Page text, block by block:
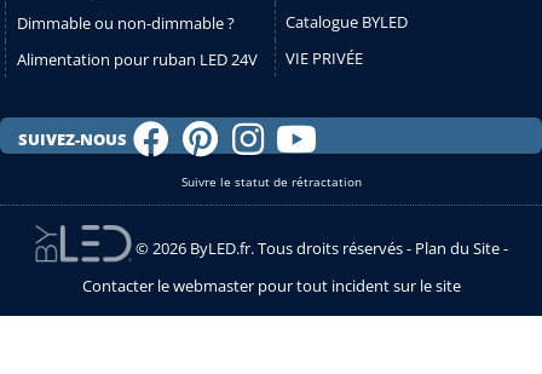
Dimmable ou non-dimmable ?
Alimentation pour ruban LED 24V
Catalogue BYLED
VIE PRIVÉE
SUIVEZ-NOUS
Suivre le statut de rétractation
© 2026 ByLED.fr. Tous droits réservés - Plan du Site-
Contacter le webmaster pour tout incident sur le site